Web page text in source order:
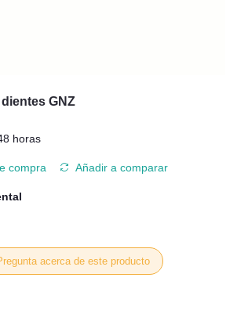
GNZ
horas
compra Añadir a comparar
acerca de este producto